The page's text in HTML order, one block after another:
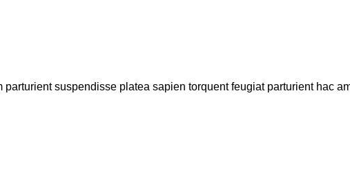
suspendisse platea sapien torquent feugiat parturient hac